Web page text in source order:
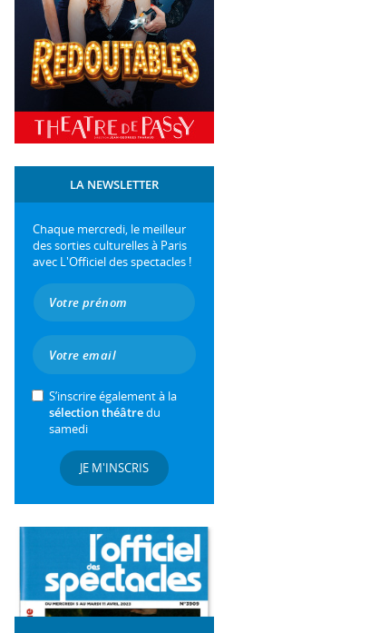
LA NEWSLETTER
Chaque mercredi, le meilleur
des sorties culturelles à Paris
avec L'Officiel des spectacles !
S’inscrire également à la
sélection théâtredu
samedi
JE M'INSCRIS